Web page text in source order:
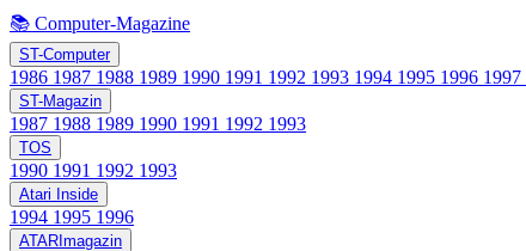
📚 Computer-Magazine
ST-Computer
1986 1987 1988 1989 1990 1991 1992 1993 1994 1995 1996 1997
ST-Magazin
1987 1988 1989 1990 1991 1992 1993
TOS
1990 1991 1992 1993
Atari Inside
1994 1995 1996
ATARImagazin